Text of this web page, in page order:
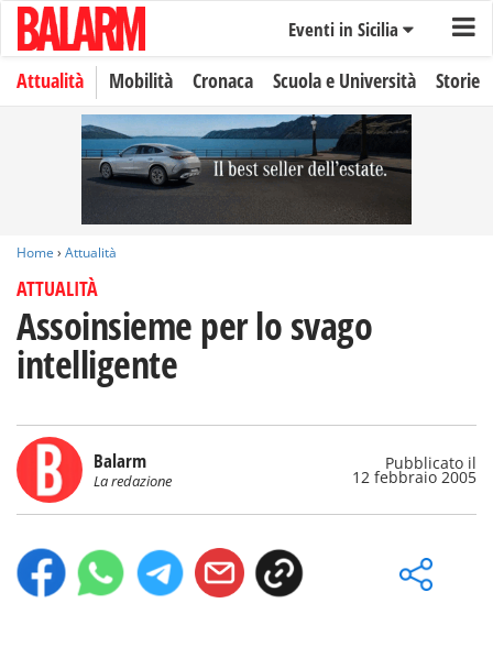
Eventi in Sicilia
Attualità Mobilità Cronaca Scuola e Università Storie
Home › Attualità
ATTUALITÀ
Assoinsieme per lo svago
intelligente
Balarm
La redazione
Pubblicato il
12 febbraio 2005